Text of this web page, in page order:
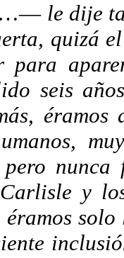
le dije
quizá
para
seis
y